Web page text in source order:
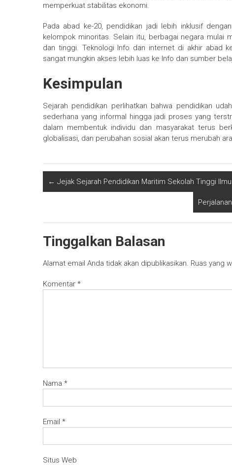
memperkuat stabilitas ekonomi.
Pada abad ke-20, pendidikan jadi lebih inklusif
kelompok minoritas. Selain itu, berbagai negara mulai
dan tinggi. Teknologi Info dan internet di akhir abad
sangat mungkin akses lebih luas ke Info dan sumber
Kesimpulan
Sejarah pendidikan perlihatkan bahwa pendidikan
sederhana yang informal hingga jadi proses yang
dalam membentuk individu dan masyarakat terus
globalisasi, dan perubahan sosial akan terus merubah
← Jejak Sejarah Pendidikan Maritim Sekolah Tinggi
Tinggalkan Balasan
Alamat email Anda tidak akan dipublikasikan. Ruas yang
Komentar *
Nama *
Email *
Situs Web